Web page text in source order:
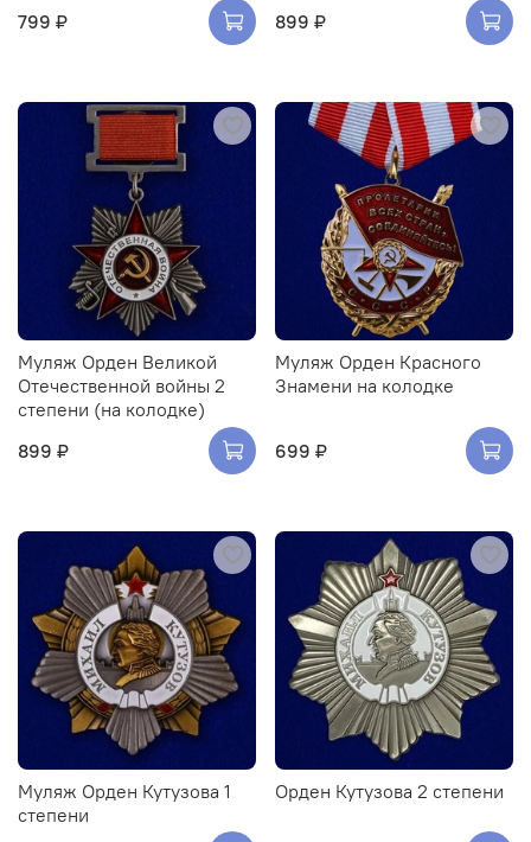
799 ₽
899 ₽
Муляж Орден Великой
Отечественной войны 2
степени (на колодке)
899 ₽
Муляж Орден Красного
Знамени на колодке
699 ₽
Муляж Орден Кутузова 1
степени
Орден Кутузова 2 степени